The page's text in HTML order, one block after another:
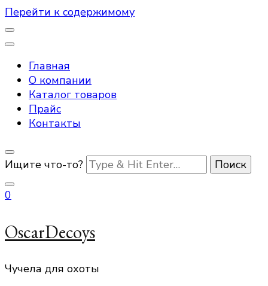
Перейти к содержимому
Главная
О компании
Каталог товаров
Прайс
Контакты
Ищите что-то?
0
OscarDecoys
Чучела для охоты